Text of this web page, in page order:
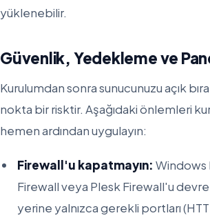
yüklenebilir.
Güvenlik, Yedekleme ve
Kurulumdan sonra sunucunuzu açık
nokta bir risktir. Aşağıdaki önlemleri
hemen ardından uygulayın:
Firewall'u kapatmayın:
Firewall veya Plesk Firewall'u devre
yerine yalnızca gerekli portları